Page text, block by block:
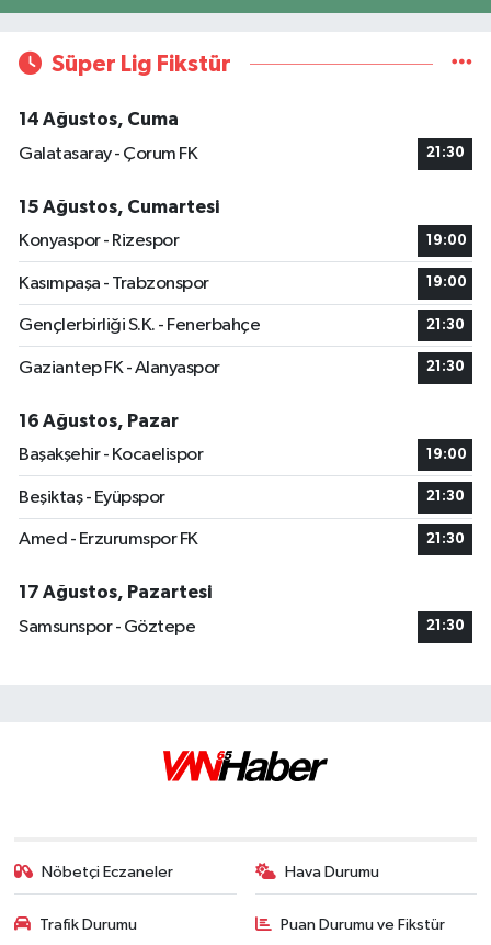
Süper Lig Fikstür
14 Ağustos, Cuma
Galatasaray - Çorum FK
21:30
15 Ağustos, Cumartesi
Konyaspor - Rizespor
19:00
Kasımpaşa - Trabzonspor 19:00
Gençlerbirliği S.K. - Fenerbahçe 21:30
Gaziantep FK - Alanyaspor 21:30
16 Ağustos, Pazar
Başakşehir - Kocaelispor
19:00
Beşiktaş - Eyüpspor 21:30
Amed - Erzurumspor FK 21:30
17 Ağustos, Pazartesi
Samsunspor - Göztepe
21:30
Nöbetçi Eczaneler Hava Durumu
Trafik Durumu Puan Durumu ve Fikstür